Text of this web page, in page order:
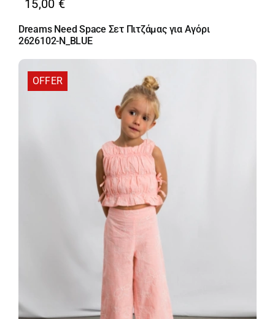
15,00 €
Dreams Need Space Σετ Πιτζάμας για Αγόρι
2626102-N_BLUE
OFFER